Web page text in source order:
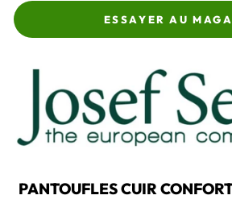
ESSAYER AU
PANTOUFLES CUIR